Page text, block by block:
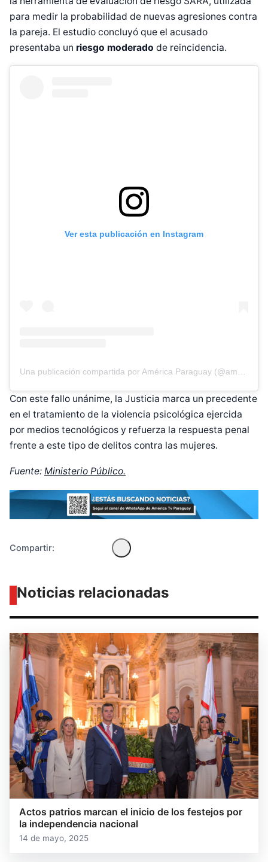
para medir la probabilidad de nuevas agresiones contra
la pareja. El estudio concluyó que el acusado
presentaba un riesgo moderado de reincidencia.
Ver esta publicación en Instagram
Con este fallo unánime, la Justicia marca un precedente
en el tratamiento de la violencia psicológica ejercida
por medios tecnológicos y refuerza la respuesta penal
frente a este tipo de delitos contra las mujeres.
Fuente: Ministerio Público.
Compartir:
Diseñado por Shiro
Noticias relacionadas
Actos patrios marcan el inicio de los festejos por
la independencia nacional
14 de mayo, 2025